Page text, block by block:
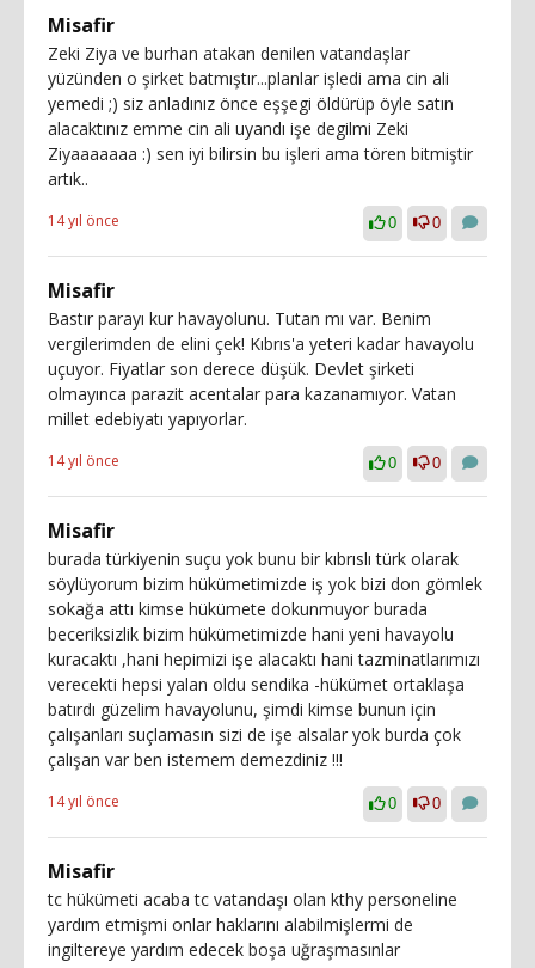
Misafir
Zeki Ziya ve burhan atakan denilen vatandaşlar
yüzünden o şirket batmıştır...planlar işledi ama cin ali
yemedi ;) siz anladınız önce eşşegi öldürüp öyle satın
alacaktınız emme cin ali uyandı işe degilmi Zeki
Ziyaaaaaaa :) sen iyi bilirsin bu işleri ama tören bitmiştir
artık..
14 yıl önce 0 0
Misafir
Bastır parayı kur havayolunu. Tutan mı var. Benim
vergilerimden de elini çek! Kıbrıs'a yeteri kadar havayolu
uçuyor. Fiyatlar son derece düşük. Devlet şirketi
olmayınca parazit acentalar para kazanamıyor. Vatan
millet edebiyatı yapıyorlar.
14 yıl önce 0 0
Misafir
burada türkiyenin suçu yok bunu bir kıbrıslı türk olarak
söylüyorum bizim hükümetimizde iş yok bizi don gömlek
sokağa attı kimse hükümete dokunmuyor burada
beceriksizlik bizim hükümetimizde hani yeni havayolu
kuracaktı ,hani hepimizi işe alacaktı hani tazminatlarımızı
verecekti hepsi yalan oldu sendika -hükümet ortaklaşa
batırdı güzelim havayolunu, şimdi kimse bunun için
çalışanları suçlamasın sizi de işe alsalar yok burda çok
çalışan var ben istemem demezdiniz !!!
14 yıl önce 0 0
Misafir
tc hükümeti acaba tc vatandaşı olan kthy personeline
yardım etmişmi onlar haklarını alabilmişlermi de
ingiltereye yardım edecek boşa uğraşmasınlar